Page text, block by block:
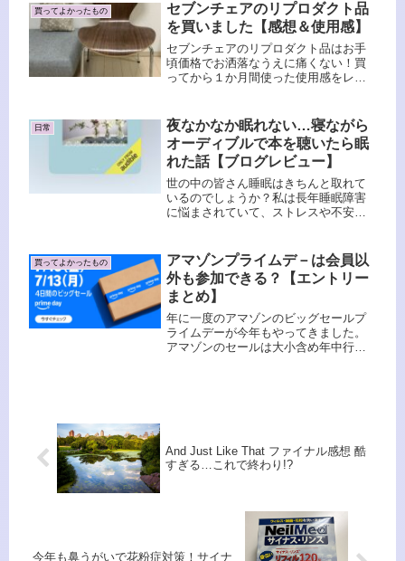
買ってよかったもの
セブンチェアのリプロダクト品
を買いました【感想＆使用感】
セブンチェアのリプロダクト品はお手
頃価格でお洒落なうえに痛くない！買
ってから１か月間使った使用感をレビ
日常
夜なかなか眠れない…寝ながら
オーディブルで本を聴いたら眠
れた話【ブログレビュー】
世の中の皆さん睡眠はきちんと取れて
いるのでしょうか？私は長年睡眠障害
に悩まされていて、ストレスや不安が
る。とにかく楽に眠りたい、と今まで
あれこれ試してきました。先日、本を
聴...
買ってよかったもの
アマゾンプライムデ－は会員以
外も参加できる？【エントリー
まとめ】
年に一度のアマゾンのビッグセールプ
ライムデーが今年もやってきました。
アマゾンのセールは大小含め年中行わ
And Just Like That ファイナル感想 酷
すぎる…これで終わり!?
今年も鼻うがいで花粉症対策！サイナ